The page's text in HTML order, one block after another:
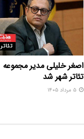
تئاتر
اصغر خلیلی مدیر مجموعه
تئاتر شهر شد
۵ مرداد ۱۴۰۵